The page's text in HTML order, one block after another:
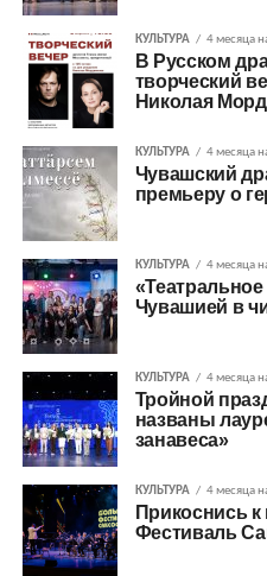
КУЛЬТУРА 4 месяца
В Русском
творческий
Николая
КУЛЬТУРА 4 месяца
Чувашский
премьеру о
КУЛЬТУРА 4 месяца
Чувашией в
КУЛЬТУРА 4 месяца
Тройной
названы
занавеса»
КУЛЬТУРА 4 месяца
Прикоснись
Фестиваль